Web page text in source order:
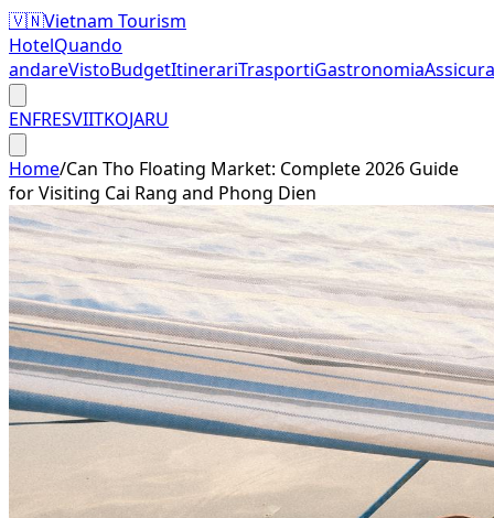
🇻🇳Vietnam Tourism
HotelQuando
andareVistoBudgetItinerariTrasportiGastronomia
ENFRESVIITKOJARU
Home/Can Tho Floating Market: Complete 2026 Guide
for Visiting Cai Rang and Phong Dien